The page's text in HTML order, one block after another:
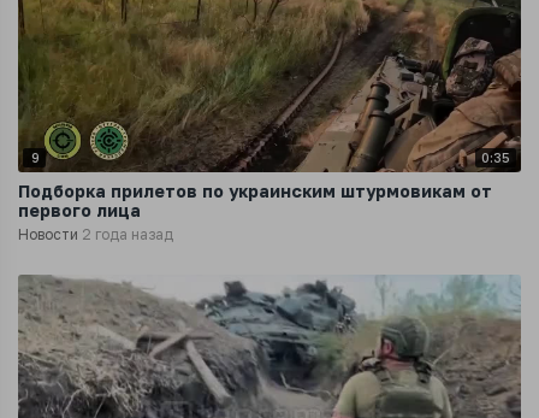
9 0:35
Подборка прилетов по украинским штурмовикам от
первого лица
Новости 2 года назад